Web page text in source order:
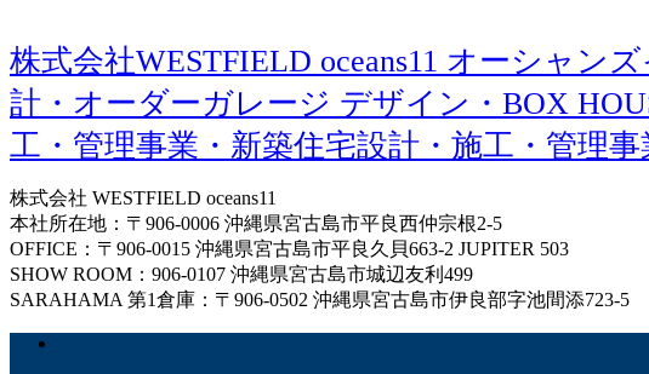
株式会社WESTFIELD oceans11 オーシャン
計・オーダーガレージ デザイン・BOX
工・管理事業・新築住宅設計・施工・管理事
株式会社 WESTFIELD oceans11
本社所在地：〒906-0006 沖縄県宮古島市平良西仲宗根2-5
OFFICE：〒906-0015 沖縄県宮古島市平良久貝663-2 JUPITER 503
SHOW ROOM：906-0107 沖縄県宮古島市城辺友利499
SARAHAMA 第1倉庫：〒906-0502 沖縄県宮古島市伊良部字池間添723-5